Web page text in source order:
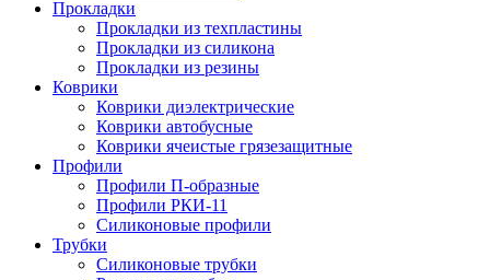
Прокладки
Прокладки из техпластины
Прокладки из силикона
Прокладки из резины
Коврики
Коврики диэлектрические
Коврики автобусные
Коврики ячеистые грязезащитные
Профили
Профили П-образные
Профили РКИ-11
Силиконовые профили
Трубки
Силиконовые трубки